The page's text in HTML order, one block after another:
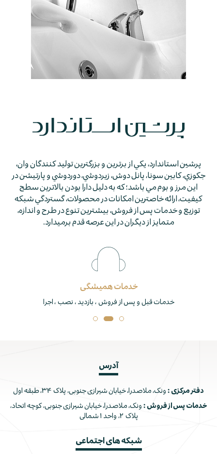
پرشين استاندارد، يكي از برترين و بزرگترين توليد كنندگان وان،
جكوزي، كابين سونا، پانل دوش، زيردوشي، دوردوشي و پارتيشن در
اين مرز و بوم مي باشد؛ كه به دليل دارا بودن بالاترين سطح
كيفيت، ارائه خاصترين امكانات در محصولات، گستردگي شبكه
توزيع و خدمات پس از فروش، بيشترين تنوع در طرح و اندازه،
متمايز از ديگران در اين عرصه قدم برمي­دارد.
خدمات همیشگی
خدمات قبل و پس از فروش ، بازدید ، نصب ، اجرا
آدرس
دفتر مرکزی : ونک، ملاصدرا، خیابان شیرازی جنوبی، پلاک ۳۴، طبقه اول
خدمات پس از فروش : ونک، ملاصدرا، خیابان شیرازی جنوبی، کوچه اتحاد،
پلاک ۲، واحد ۱ شمالی
شبکه های اجتماعی